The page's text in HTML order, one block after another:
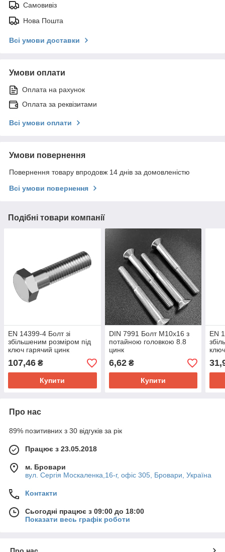
Самовивіз
Нова Пошта
Всі умови доставки
Умови оплати
Оплата на рахунок
Оплата за реквізитами
Всі умови оплати
Умови повернення
Повернення товару впродовж 14 днів за домовленістю
Всі умови повернення
Подібні товари компанії
EN 14399-4 Болт зі
збільшеним розміром під
ключ гарячий цинк
Friedberg
107,46 ₴
Купити
DIN 7991 Болт М10х16 з
потайною головкою 8.8
цинк
6,62₴
Купити
EN
Про нас
89% позитивних з 30 відгуків за рік
Працює з 23.05.2018
м. Бровари
вул. Сергія Москаленка,16-г, офіс 305, Бровари, Україна
Контакти
Сьогодні працює з 09:00 до 18:00
Показати весь графік роботи